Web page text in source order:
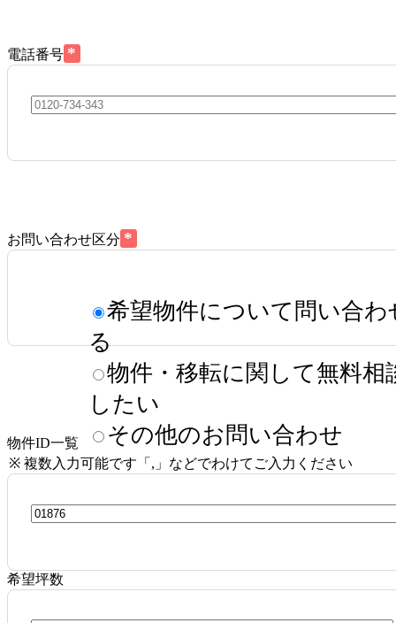
電話番号 *
お問い合わせ区分 *
希望物件について問い合わ
る
物件・移転に関して無料相
したい
その他のお問い合わせ
物件ID一覧
※ 複数入力可能です「,」などでわけてご入力ください
希望坪数